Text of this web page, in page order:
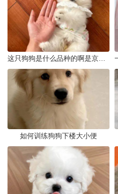
如何训练狗狗下楼大小便